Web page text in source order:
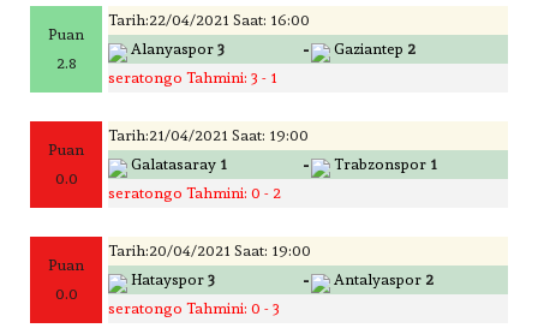
Puan
2.8
Tarih:22/04/2021 Saat: 16:00
Alanyaspor 3 - Gaziantep 2
seratongo Tahmini: 3 - 1
Puan
0.0
Tarih:21/04/2021 Saat: 19:00
Galatasaray 1 - Trabzonspor 1
seratongo Tahmini: 0 - 2
Puan
0.0
Tarih:20/04/2021 Saat: 19:00
Hatayspor 3 - Antalyaspor 2
seratongo Tahmini: 0 - 3